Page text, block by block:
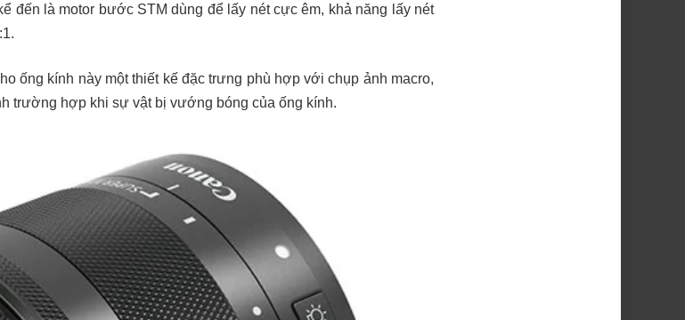
đến là motor bước STM dùng để lấy nét cực êm, khả năng lấy nét
ống kính này một thiết kế đặc trưng phù hợp với chụp ảnh macro,
trường hợp khi sự vật bị vướng bóng của ống kính.